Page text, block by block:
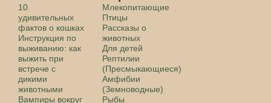
10
удивительных
фактов о кошках
Инструкция по
выживанию: как
выжить при
встрече с
дикими
животными
Вампиры вокруг
Млекопитающие
Птицы
Рассказы о
животных
Для детей
Рептилии
(Пресмыкающиеся)
Амфибии
(Земноводные)
Рыбы